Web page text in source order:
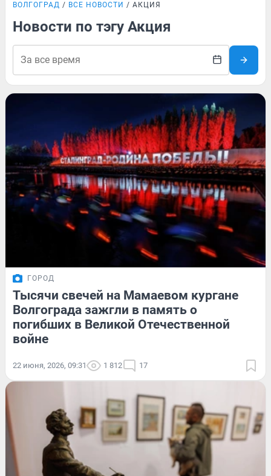
ВОЛГОГРАД ВСЕ НОВОСТИ АКЦИЯ
Новости по тэгу Акция
ГОРОД
Тысячи свечей на Мамаевом кургане
Волгограда зажгли в память о
погибших в Великой Отечественной
войне
22 июня, 2026, 09:31 1 812 17